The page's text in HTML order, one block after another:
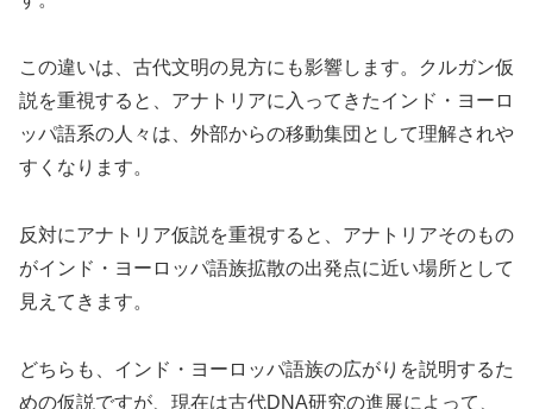
この違いは、古代文明の見方にも影響します。クルガン仮
説を重視すると、アナトリアに入ってきたインド・ヨーロ
ッパ語系の人々は、外部からの移動集団として理解されや
すくなります。
反対にアナトリア仮説を重視すると、アナトリアそのもの
がインド・ヨーロッパ語族拡散の出発点に近い場所として
見えてきます。
どちらも、インド・ヨーロッパ語族の広がりを説明するた
めの仮説ですが、現在は古代DNA研究の進展によって、